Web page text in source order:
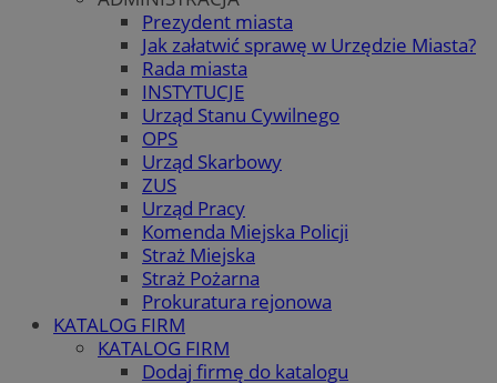
Prezydent miasta
Jak załatwić sprawę w Urzędzie Miasta?
Rada miasta
INSTYTUCJE
Urząd Stanu Cywilnego
OPS
Urząd Skarbowy
ZUS
Urząd Pracy
Komenda Miejska Policji
Straż Miejska
Straż Pożarna
Prokuratura rejonowa
KATALOG FIRM
KATALOG FIRM
Dodaj firmę do katalogu